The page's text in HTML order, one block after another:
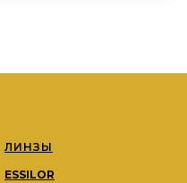
ЛИНЗЫ
ESSILOR